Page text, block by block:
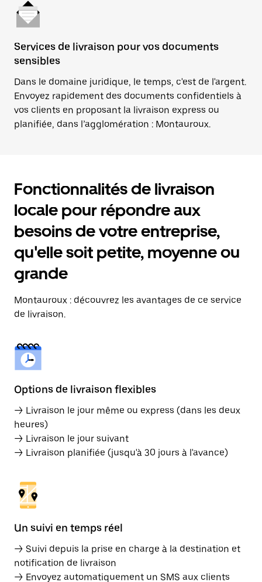
Services de livraison pour vos documents
sensibles
Dans le domaine juridique, le temps, c'est de l'argent.
Envoyez rapidement des documents confidentiels à
vos clients en proposant la livraison express ou
planifiée, dans l’agglomération : Montauroux.
Fonctionnalités de livraison
locale pour répondre aux
besoins de votre entreprise,
qu'elle soit petite, moyenne ou
grande
Montauroux : découvrez les avantages de ce service
de livraison.
Options de livraison flexibles
→ Livraison le jour même ou express (dans les deux
heures)
→ Livraison le jour suivant
→ Livraison planifiée (jusqu'à 30 jours à l'avance)
Un suivi en temps réel
→ Suivi depuis la prise en charge à la destination et
notification de livraison
→ Envoyez automatiquement un SMS aux clients